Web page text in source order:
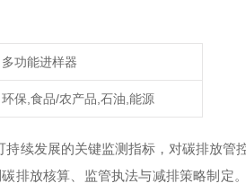
多功能进样器
环保,食品/农产品,石油,能源
续发展的关键监测指标，对碳排放管
排放核算、监管执法与减排策略制定